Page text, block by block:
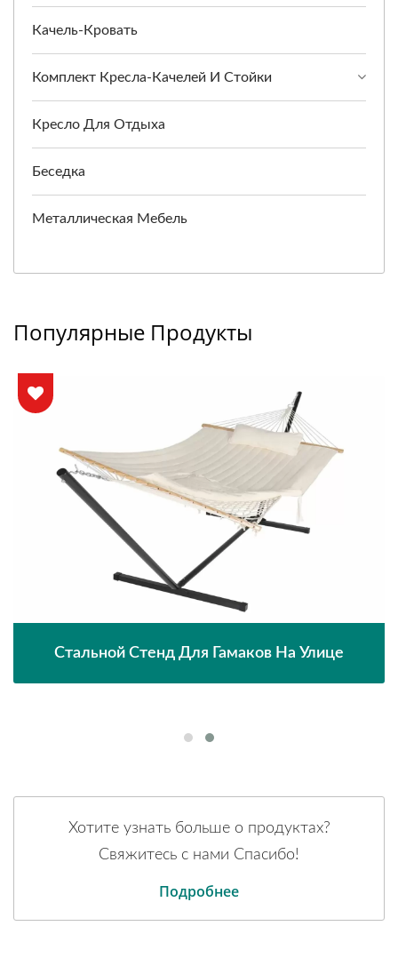
Качель-Кровать
Комплект Кресла-Качелей И Стойки
Кресло Для Отдыха
Беседка
Металлическая Мебель
Популярные Продукты
Стальной Стенд Для Гамаков На Улице
Хотите узнать больше о продуктах?
Свяжитесь с нами Спасибо!
Подробнее